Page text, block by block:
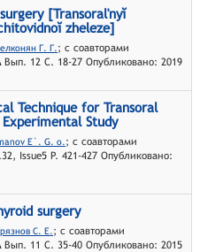
[Transoral'nyĭ
zheleze]
Г. Г.; с соавторами
Вып. 12 С. 18-27 Опубликовано: 2019
Technique for Transoral
Study
E`. G. o.; с соавторами
Issue5 P. 421-427 Опубликовано:
surgery
С. Е.; с соавторами
Вып. 11 С. 35-40 Опубликовано: 2015